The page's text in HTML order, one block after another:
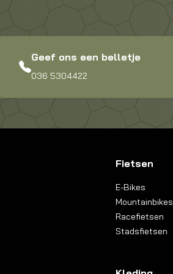
Geef ons een belletje
036 5304422
Fietsen
E-Bikes
Mountainbikes
Racefietsen
Stadsfietsen